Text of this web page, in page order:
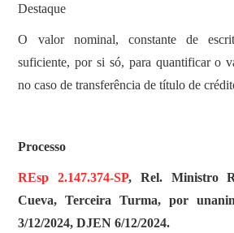
Destaque
O valor nominal, constante de
suficiente, por si só, para quantificar o
no caso de transferência de título de
Processo
REsp 2.147.374-SP, Rel. Ministro
Cueva, Terceira Turma, por
3/12/2024, DJEN 6/12/2024.